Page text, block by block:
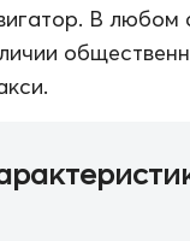
В любом